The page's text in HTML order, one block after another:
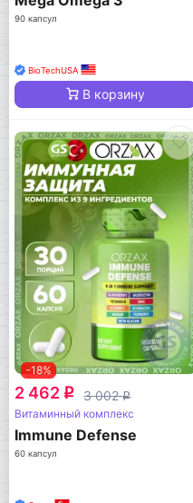
90 капсул
BioTechUSA
В корзину
-18%
2 462 q 3 002q
Витаминный комплекс
Immune Defense
60 капсул